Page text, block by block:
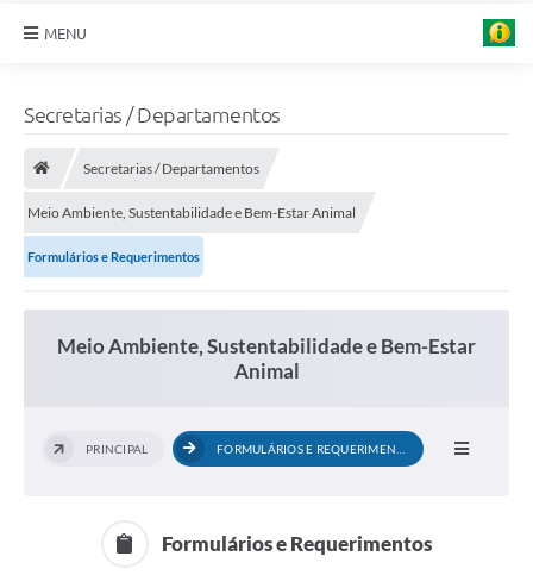
MENU
Secretarias/Centrais
Vice-Prefeito Municipal
Sala do Empreendedor
Secretarias / Departamentos
Secretarias / Departamentos
Meio Ambiente, Sustentabilidade e Bem-Estar Animal
Formulários e Requerimentos
Meio Ambiente, Sustentabilidade e Bem-Estar
Animal
PRINCIPAL
Formulários e Requerimentos